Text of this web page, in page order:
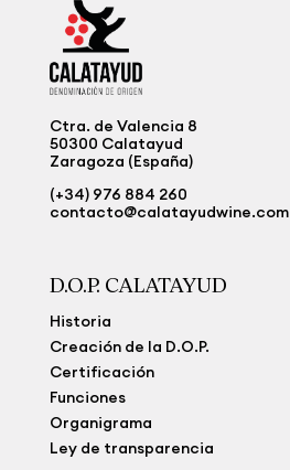
Ctra. de Valencia 8
50300 Calatayud
Zaragoza (España)
(+34) 976 884 260
contacto@calatayudwine.com
D.O.P. CALATAYUD
Historia
Creación de la D.O.P.
Certificación
Funciones
Organigrama
Ley de transparencia